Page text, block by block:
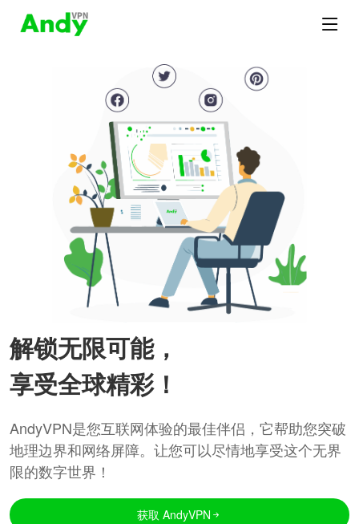
解锁无限可能，
享受全球精彩！
AndyVPN是您互联网体验的最佳伴侣，它帮助您突破
地理边界和网络屏障。让您可以尽情地享受这个无界
限的数字世界！
获取 AndyVPN